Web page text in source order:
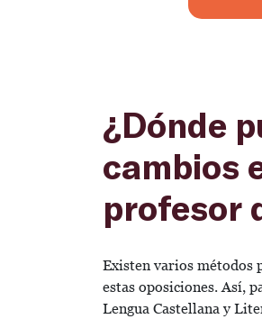
¿Dónde
cambios
profesor
Existen varios métodos
estas oposiciones. Así,
Lengua Castellana y